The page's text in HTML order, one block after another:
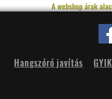
A webshop árak
Hangszóró javítás GYIK